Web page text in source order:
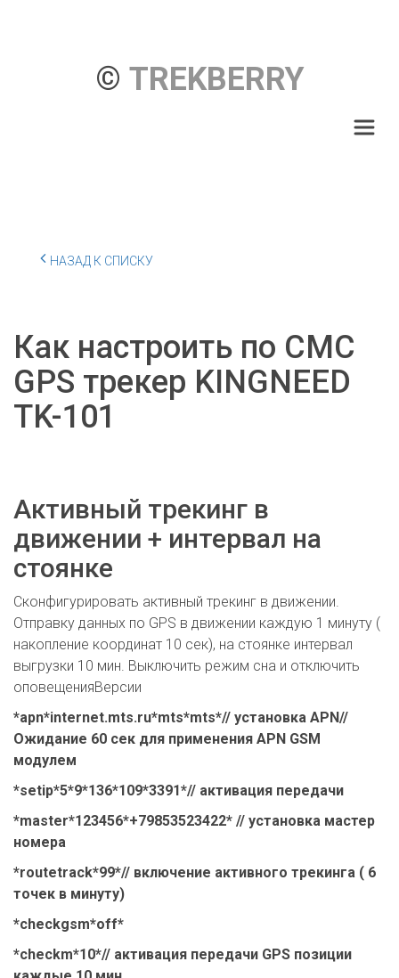
© TREKBERRY
НАЗАД К СПИСКУ
Как настроить по СМС
GPS трекер KINGNEED
TK-101
Активный трекинг в
движении + интервал на
стоянке
Сконфигурировать активный трекинг в движении.
Отправку данных по GPS в движении каждую 1 минуту (
накопление координат 10 сек), на стоянке интервал
выгрузки 10 мин. Выключить режим сна и отключить
оповещенияВерсии
*apn*internet.mts.ru*mts*mts*// установка APN//
Ожидание 60 сек для применения APN GSM
модулем
*setip*5*9*136*109*3391*// активация передачи
*master*123456*+79853523422* // установка мастер
номера
*routetrack*99*// включение активного трекинга ( 6
точек в минуту)
*checkgsm*off*
*checkm*10*// активация передачи GPS позиции